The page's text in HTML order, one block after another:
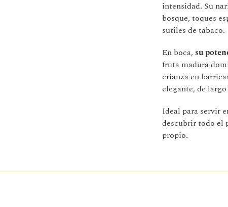
intensidad. Su
bosque, toques
sutiles de tabaco.
En boca,su
fruta madura
crianza en
elegante, de
Ideal para servir
descubrir todo el
propio.